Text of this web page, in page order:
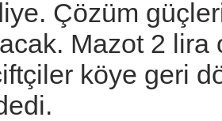
Çözüm
Mazot 2
köye geri